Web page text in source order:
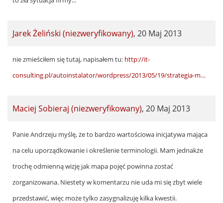
Jarek Żeliński (niezweryfikowany), 20 Maj 2013
nie zmieściłem się tutaj, napisałem tu: http://it-
consulting.pl/autoinstalator/wordpress/2013/05/19/strategia-m…
Maciej Sobieraj (niezweryfikowany), 20 Maj 2013
Panie Andrzeju myślę, że to bardzo wartościowa inicjatywa mająca
na celu uporządkowanie i określenie terminologii. Mam jednakże
trochę odmienną wizję jak mapa pojęć powinna zostać
zorganizowana. Niestety w komentarzu nie uda mi się zbyt wiele
przedstawić, więc może tylko zasygnalizuję kilka kwestii.